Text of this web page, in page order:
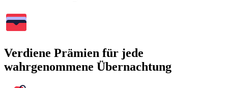
Verdiene Prämien für jede
wahrgenommene Übernachtung